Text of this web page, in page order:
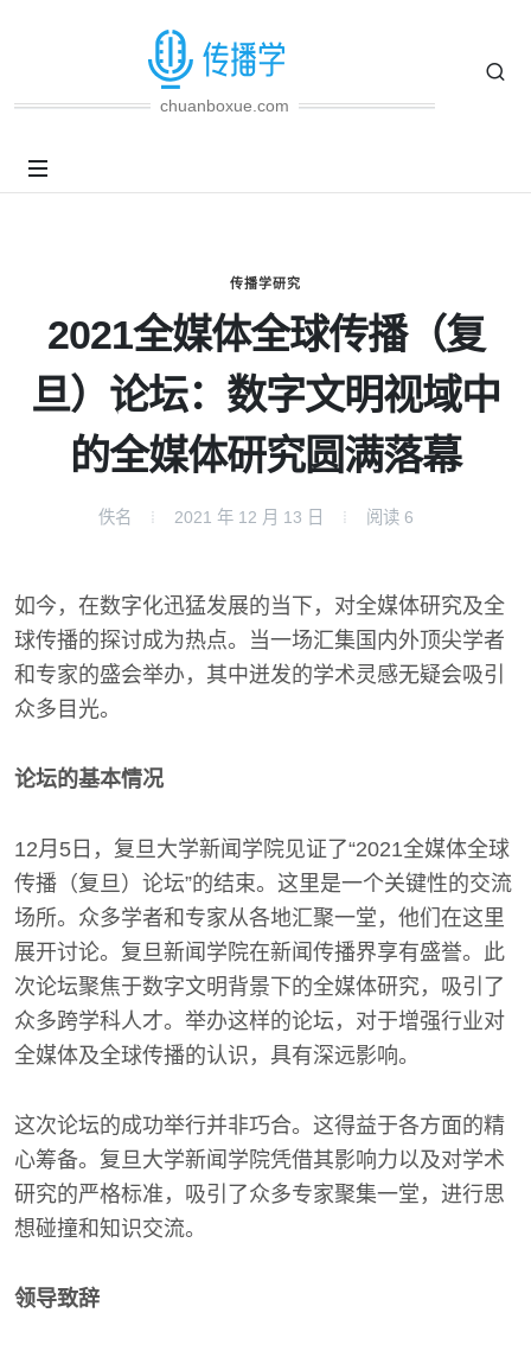
chuanboxue.com
传播学研究
2021全媒体全球传播（复
旦）论坛：数字文明视域中
的全媒体研究圆满落幕
佚名 2021 年 12 月 13 日 阅读 6
如今，在数字化迅猛发展的当下，对全媒体研究及全
球传播的探讨成为热点。当一场汇集国内外顶尖学者
和专家的盛会举办，其中迸发的学术灵感无疑会吸引
众多目光。
论坛的基本情况
12月5日，复旦大学新闻学院见证了“2021全媒体全球
传播（复旦）论坛”的结束。这里是一个关键性的交流
场所。众多学者和专家从各地汇聚一堂，他们在这里
展开讨论。复旦新闻学院在新闻传播界享有盛誉。此
次论坛聚焦于数字文明背景下的全媒体研究，吸引了
众多跨学科人才。举办这样的论坛，对于增强行业对
全媒体及全球传播的认识，具有深远影响。
这次论坛的成功举行并非巧合。这得益于各方面的精
心筹备。复旦大学新闻学院凭借其影响力以及对学术
研究的严格标准，吸引了众多专家聚集一堂，进行思
想碰撞和知识交流。
领导致辞